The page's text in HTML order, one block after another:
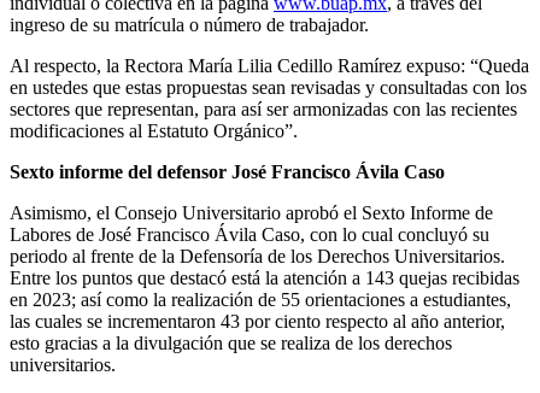
ingreso de su matrícula o número de trabajador.
Al respecto, la Rectora María Lilia Cedillo Ramírez expuso: “Queda
en ustedes que estas propuestas sean revisadas y consultadas con los
sectores que representan, para así ser armonizadas con las recientes
modificaciones al Estatuto Orgánico”.
Sexto informe del defensor José Francisco Ávila Caso
Asimismo, el Consejo Universitario aprobó el Sexto Informe de
Labores de José Francisco Ávila Caso, con lo cual concluyó su
periodo al frente de la Defensoría de los Derechos Universitarios.
Entre los puntos que destacó está la atención a 143 quejas recibidas
en 2023; así como la realización de 55 orientaciones a estudiantes,
las cuales se incrementaron 43 por ciento respecto al año anterior,
esto gracias a la divulgación que se realiza de los derechos
universitarios.